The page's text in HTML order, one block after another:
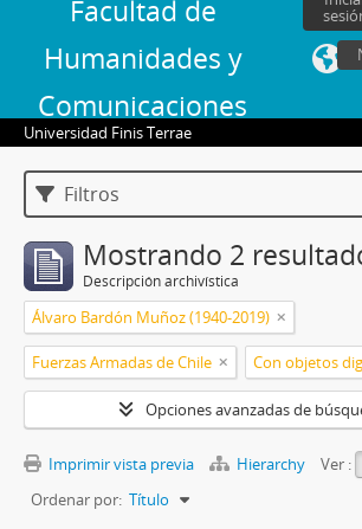
Facultad de
Humanidades y
Comunicaciones
Universidad Finis Terrae
Filtros
Mostrando 2
Descripción archivística
Álvaro Bardón Muñoz (1940-2019)
Fuerzas Armadas de Chile Con objetos
Opciones avanzadas de
Imprimir vista previa Hierarchy
Ver :
Ordenar por: Título